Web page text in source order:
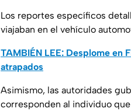
Los reportes específicos
viajaban en el vehículo
TAMBIÉN LEE: Desplome
atrapados
Asimismo, las autoridades
corresponden al individuo